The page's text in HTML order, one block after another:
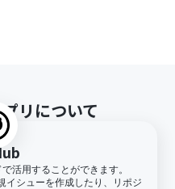
リについて
活用することができます。
イシューを作成したり、リポジ